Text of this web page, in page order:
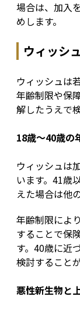
場合は、加入
めします。
ウィッシ
ウィッシュは
年齢制限や保
解したうえで
18歳〜40歳の
ウィッシュは
います。41歳
えた場合は他
年齢制限によ
することで保
す。40歳に近
検討すること
悪性新生物と